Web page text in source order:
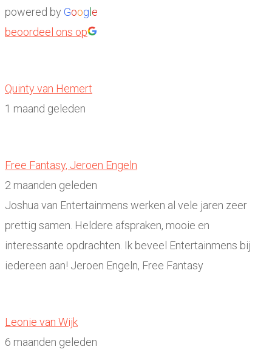
powered by Goog e
beoordeel ons op
Quinty van Hemert
1 maand geleden
Free Fantasy, Jeroen Engeln
2 maanden geleden
Joshua van Entertainmens werken al vele jaren zeer
prettig samen. Heldere afspraken, mooie en
interessante opdrachten. Ik beveel Entertainmens bij
iedereen aan! Jeroen Engeln, Free Fantasy
Leonie van Wijk
6 maanden geleden